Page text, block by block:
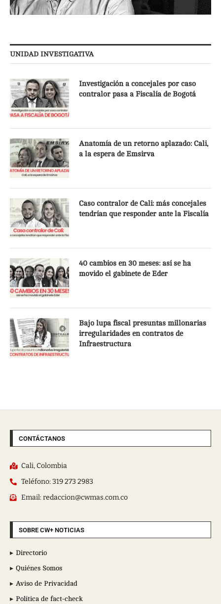
UNIDAD INVESTIGATIVA
Investigación a concejales por caso
contralor pasa a Fiscalía de Bogotá
Anatomía de un retorno aplazado: Cali,
a la espera de Emsirva
Caso contralor de Cali: más concejales
tendrían que responder ante la Fiscalía
40 cambios en 30 meses: así se ha
movido el gabinete de Eder
Bajo lupa fiscal presuntas millonarias
irregularidades en contratos de
Infraestructura
CONTÁCTANOS
Cali, Colombia
Teléfono: 319 273 2983
Email: redaccion@cwmas.com.co
SOBRE CW+ NOTICIAS
Directorio
Quiénes Somos
Aviso de Privacidad
Política de fact-check